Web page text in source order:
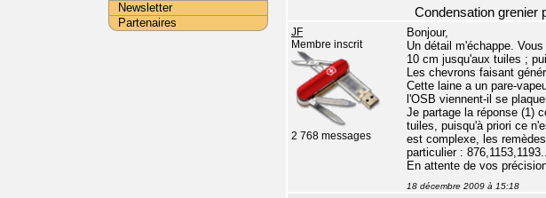
Condensation grenier
JF
Membre inscrit
2 768 messages
Bonjour,
Un détail m'échappe.
10 cm jusqu'aux tuiles ;
Les chevrons faisant
Cette laine a un pare-
l'OSB viennent-il se
Je partage la réponse (1)
tuiles, puisqu'à priori ce
est complexe, les
particulier :
En attente de vos
18 décembre 2009 à 15:18
Newsletter
Partenaires